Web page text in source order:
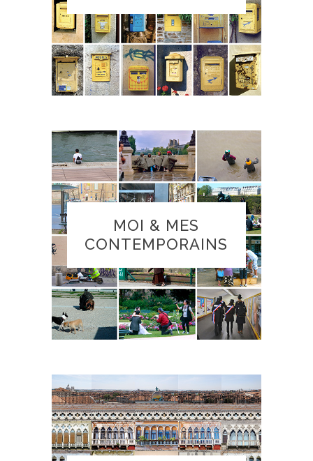
MOI & MES
CONTEMPORAINS